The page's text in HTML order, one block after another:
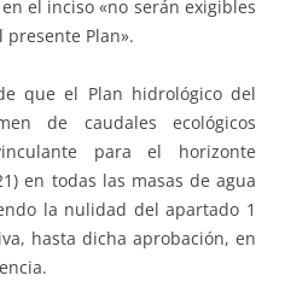
el inciso «no serán exigibles
Plan».
que el Plan hidrológico del
de caudales ecológicos
para el horizonte
en todas las masas de agua
la nulidad del apartado 1
hasta dicha aprobación, en